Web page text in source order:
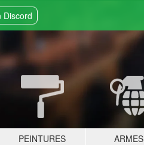
Discord
PEINTURES ARMES